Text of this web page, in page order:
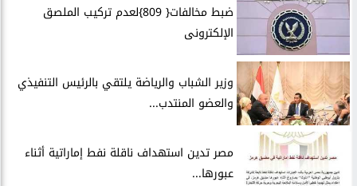
ضبط مخالفات{ 809}لعدم تركيب الملصق
الإلكترونى
وزير الشباب والرياضة يلتقي بالرئيس التنفيذي
والعضو المنتدب...
مصر تدين استهداف ناقلة نفط إماراتية أثناء
عبورها...